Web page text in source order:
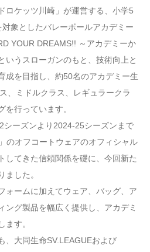
ロケッツ川崎」が運営する、小学5
象としたバレーボールアカデミー
YOUR DREAMS!! ～アカデミーか
いうスローガンのもと、技術向上と
成を目指し、約50名のアカデミー生
、ミドルクラス、レギュラークラ
を行っています。
シーズンより2024-25シーズンまで
のオフコートウェアのオフィシャル
してきた信頼関係を礎に、今回新た
ました。
ォームに加えてウェア、バッグ、ア
ング製品を幅広く提供し、アカデミ
ます。
、大同生命SV.LEAGUEおよび